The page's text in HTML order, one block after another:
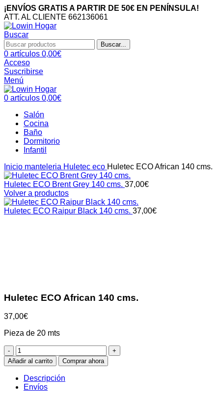
¡ENVÍOS GRATIS A PARTIR DE 50€ EN PENÍNSULA!
ATT. AL CLIENTE 662136061
Buscar
Buscar...
0 artículos 0,00€
Acceso
Suscribirse
Menú
0 artículos 0,00€
Salón
Cocina
Baño
Dormitorio
Infantil
Inicio manteleria Huletec eco Huletec ECO African 140 cms.
Huletec ECO Brent Grey 140 cms. 37,00€
Volver a productos
Huletec ECO Raipur Black 140 cms. 37,00€
Huletec ECO African 140 cms.
37,00€
Pieza de 20 mts
Huletec
ECO
African
140
cms.
cantidad
Añadir al carrito Comprar ahora
Descripción
Envíos